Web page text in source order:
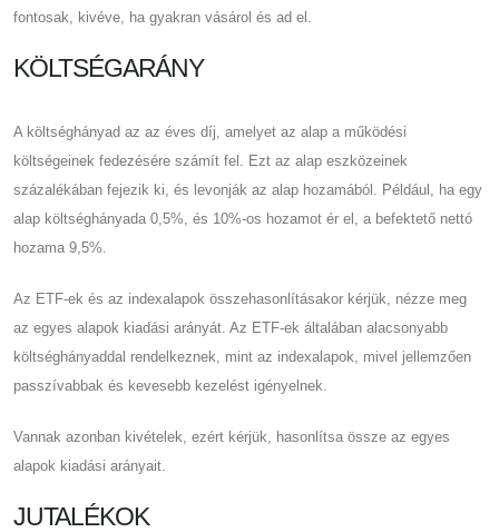
fontosak, kivéve, ha gyakran vásárol és ad el.
KÖLTSÉGARÁNY
A költséghányad az az éves díj, amelyet az alap a működési
költségeinek fedezésére számít fel. Ezt az alap eszközeinek
százalékában fejezik ki, és levonják az alap hozamából. Például, ha egy
alap költséghányada 0,5%, és 10%-os hozamot ér el, a befektető nettó
hozama 9,5%.
Az ETF-ek és az indexalapok összehasonlításakor kérjük, nézze meg
az egyes alapok kiadási arányát. Az ETF-ek általában alacsonyabb
költséghányaddal rendelkeznek, mint az indexalapok, mivel jellemzően
passzívabbak és kevesebb kezelést igényelnek.
Vannak azonban kivételek, ezért kérjük, hasonlítsa össze az egyes
alapok kiadási arányait.
JUTALÉKOK